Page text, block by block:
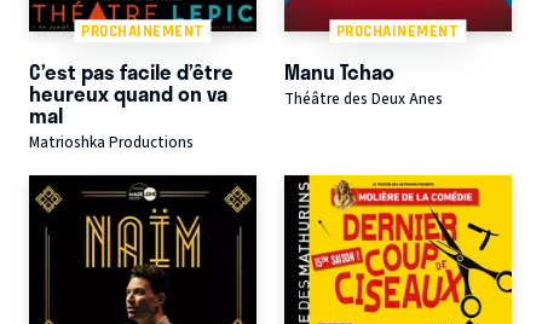
PROCHAINEMENT
C’est pas facile d’être
heureux quand on va
mal
Matrioshka Productions
PROCHAINEMENT
Manu Tchao
Théâtre des Deux Anes